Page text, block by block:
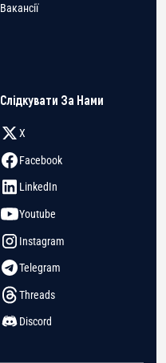
Вакансії
Слідкувати За Нами
X
Facebook
LinkedIn
Youtube
Instagram
Telegram
Threads
Discord